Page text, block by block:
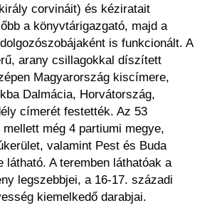
corvináit) és kéziratait
a könyvtárigazgató, majd a
is funkcionált. A
arany csillagokkal díszített
Magyarország kiscímere,
Dalmácia, Horvátország,
címerét festették. Az 53
még 4 partiumi megye,
valamint Pest és Buda
látható. A teremben láthatóak a
legszebbjei, a 16-17. századi
kiemelkedő darabjai.